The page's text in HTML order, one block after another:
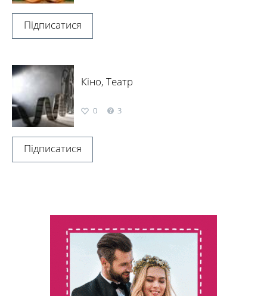
Підписатися
Кіно, Театр
0 3
Підписатися